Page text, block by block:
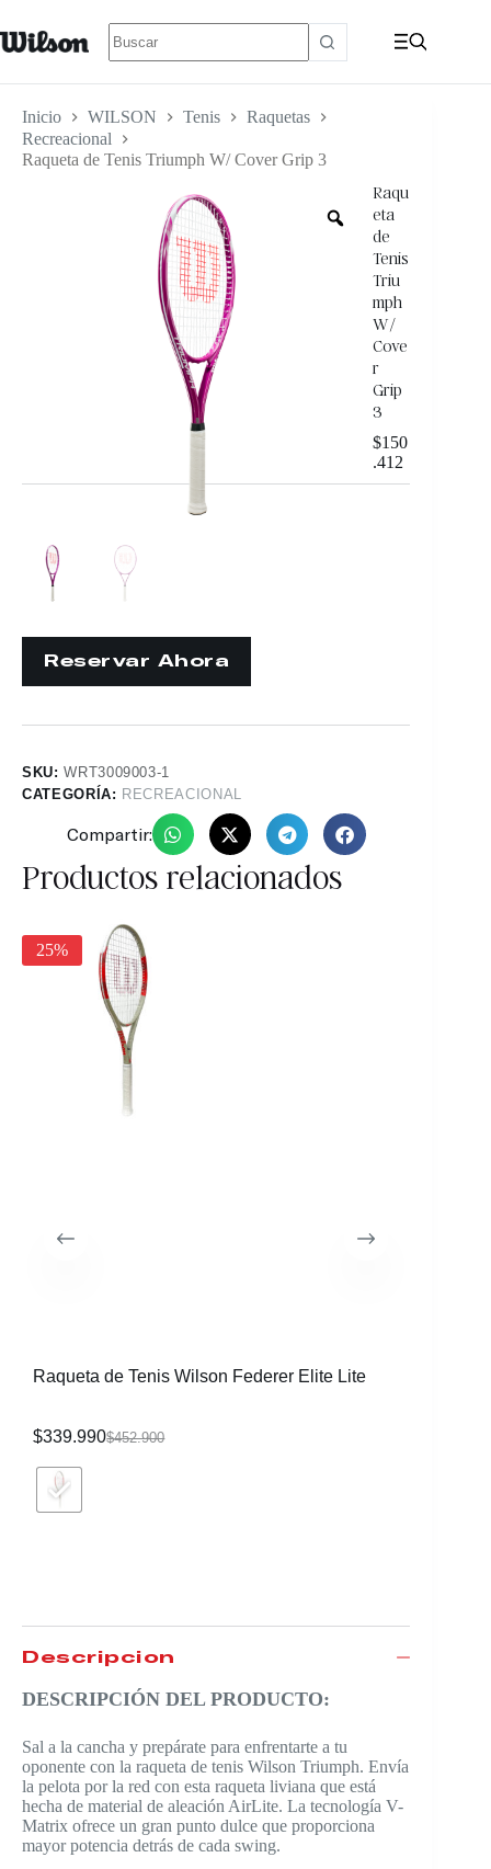
Inicio WILSON Tenis
Raquetas
Recreacional
Raqueta de Tenis Triumph W/ Cover Grip 3
Raqu
eta
de
Tenis
Triu
mph
W/
Cove
r
Grip
3
$150
.412
SKU:WRT3009003-1
CATEGORÍA: RECREACIONAL
Compartir:
Productos relacionados
25%
Raqueta de Tenis Wilson Federer Elite Lite
$452.900
$339.990
Descripción
DESCRIPCIÓN DEL PRODUCTO:
Sal a la cancha y prepárate para enfrentarte a tu
oponente con la raqueta de tenis Wilson Triumph. Envía
la pelota por la red con esta raqueta liviana que está
hecha de material de aleación AirLite. La tecnología V-
Matrix ofrece un gran punto dulce que proporciona
mayor potencia detrás de cada swing.